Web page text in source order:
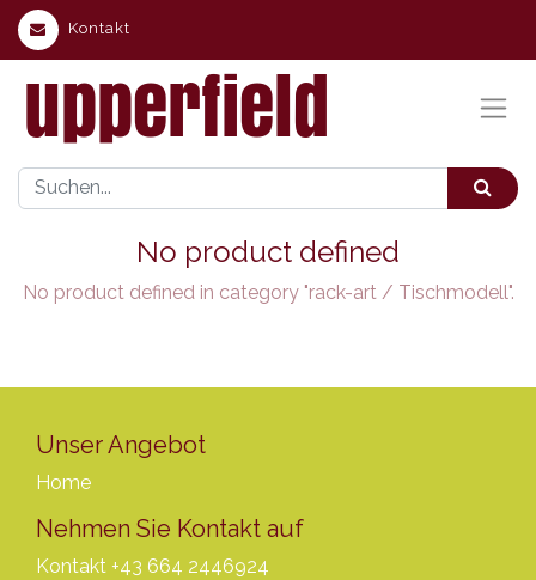
Kontakt
No product defined
No product defined in category "rack-art / Tischmodell".
Unser Angebot
Home
Nehmen Sie Kontakt auf
Kontakt +43 664 2446924